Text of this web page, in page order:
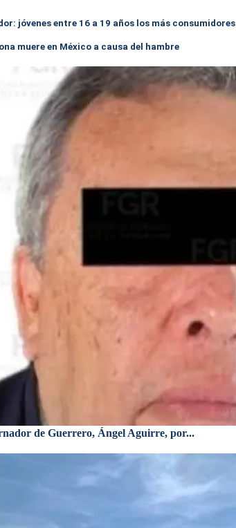
jóvenes entre 16 a 19 años los más consumidores
muere en México a causa del hambre
de Guerrero, Ángel Aguirre, por...